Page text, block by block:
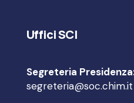
Uffici SCI
Segreteria
segreteria@soc.chim.it